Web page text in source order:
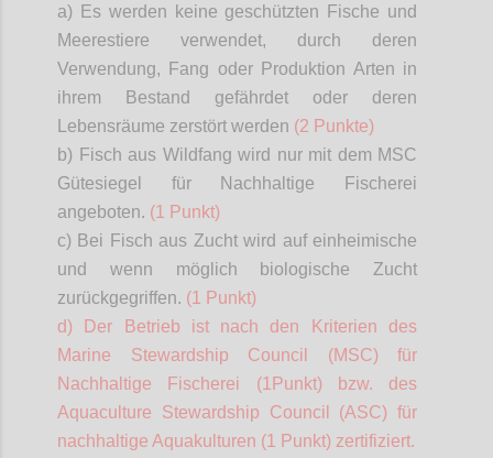
a) Es werden keine geschützten Fische und
Meerestiere verwendet, durch deren
Verwendung, Fang oder Produktion Arten in
ihrem Bestand gefährdet oder deren
Lebensräume zerstört werden (2 Punkte)
b) Fisch aus Wildfang wird nur mit dem MSC
Gütesiegel für Nachhaltige Fischerei
angeboten. (1 Punkt)
c) Bei Fisch aus Zucht wird auf einheimische
und wenn möglich biologische Zucht
zurückgegriffen. (1 Punkt)
d) Der Betrieb ist nach den Kriterien des
Marine Stewardship Council (MSC) für
Nachhaltige Fischerei (1Punkt) bzw. des
Aquaculture
Stewardship Council (ASC) für
nachhaltige Aquakulturen (1 Punkt) zertifiziert.